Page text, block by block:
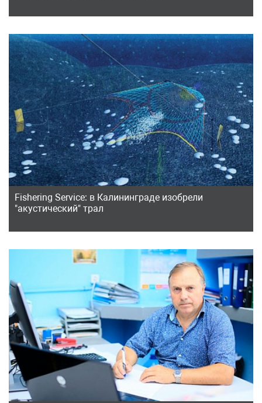
Fishering Service: в Калининграде изобрели
"акустический" трал